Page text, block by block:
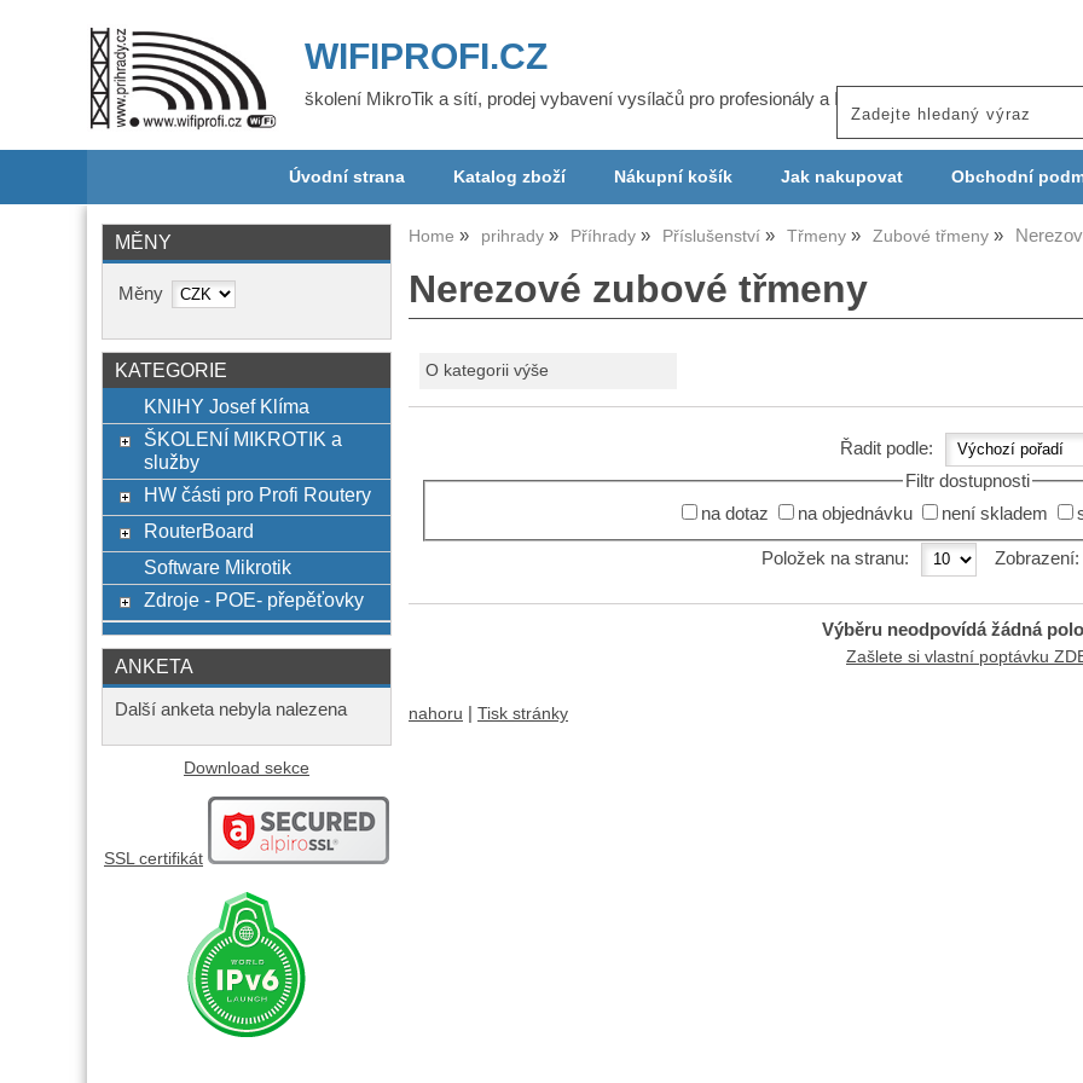
WIFIPROFI.CZ
školení MikroTik a sítí, prodej vybavení vysílačů pro profesionály a ISP
Úvodní strana Katalog zboží Nákupní košík Jak nakupovat Obchodní
Home prihrady Příhrady Příslušenství Třmeny Zubové třmeny
Nerezové zubové třmeny
O kategorii výše
Řadit podle:
Filtr dostupnosti
na dotaz
na objednávku není skladem
Položek na stranu: Zobrazení:
Výběru neodpovídá žádná
Zašlete si vlastní poptávku
nahoru Tisk stránky
MĚNY
Měny
KATEGORIE
KNIHY Josef Klíma
ŠKOLENÍ MIKROTIK a
služby
HW části pro Profi Routery
RouterBoard
Software Mikrotik
Zdroje - POE- přepěťovky
ANKETA
Další anketa nebyla nalezena
Download sekce
SSL certifikát